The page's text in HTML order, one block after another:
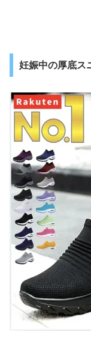
妊娠中の厚底ス